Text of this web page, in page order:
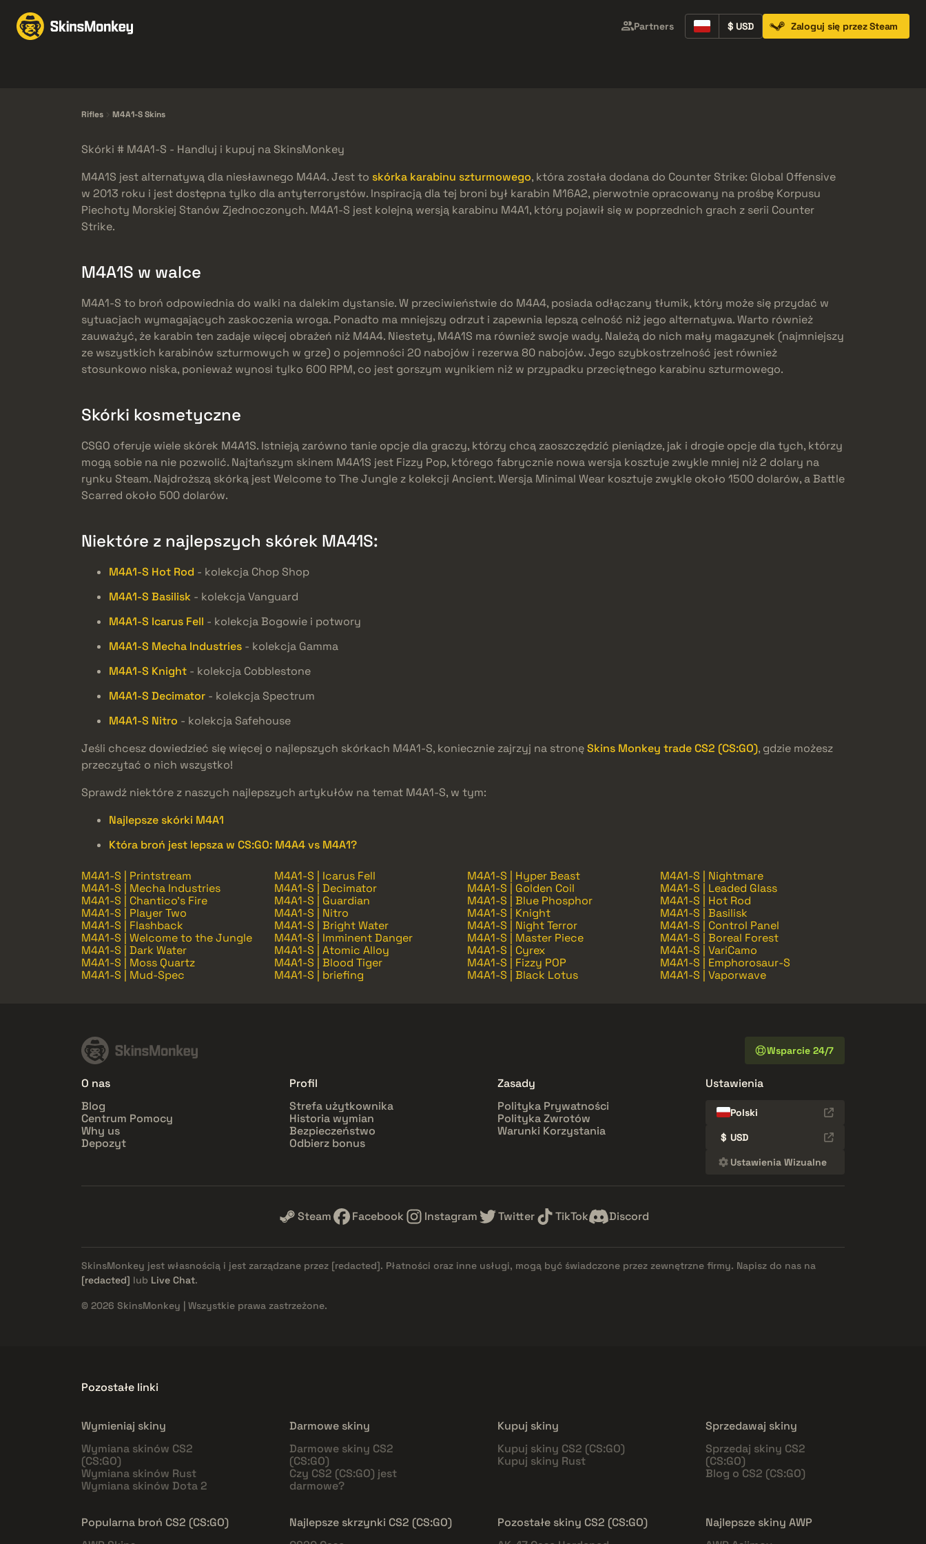
Partners $ USD Zaloguj się przez Steam
Rifles M4A1-S Skins
Skórki # M4A1-S - Handluj i kupuj na SkinsMonkey
M4A1S jest alternatywą dla niesławnego M4A4. Jest to skórka karabinu szturmowego, która została dodana do Counter Strike: Global Offensive
w 2013 roku i jest dostępna tylko dla antyterrorystów. Inspiracją dla tej broni był karabin M16A2, pierwotnie opracowany na prośbę Korpusu
Piechoty Morskiej Stanów Zjednoczonych. M4A1-S jest kolejną wersją karabinu M4A1, który pojawił się w poprzednich grach z serii Counter
Strike.
M4A1S w walce
M4A1-S to broń odpowiednia do walki na dalekim dystansie. W przeciwieństwie do M4A4, posiada odłączany tłumik, który może się przydać w
sytuacjach wymagających zaskoczenia wroga. Ponadto ma mniejszy odrzut i zapewnia lepszą celność niż jego alternatywa. Warto również
zauważyć, że karabin ten zadaje więcej obrażeń niż M4A4. Niestety, M4A1S ma również swoje wady. Należą do nich mały magazynek (najmniejszy
ze wszystkich karabinów szturmowych w grze) o pojemności 20 nabojów i rezerwa 80 nabojów. Jego szybkostrzelność jest również
stosunkowo niska, ponieważ wynosi tylko 600 RPM, co jest gorszym wynikiem niż w przypadku przeciętnego karabinu szturmowego.
Skórki kosmetyczne
CSGO oferuje wiele skórek M4A1S. Istnieją zarówno tanie opcje dla graczy, którzy chcą zaoszczędzić pieniądze, jak i drogie opcje dla tych, którzy
mogą sobie na nie pozwolić. Najtańszym skinem M4A1S jest Fizzy Pop, którego fabrycznie nowa wersja kosztuje zwykle mniej niż 2 dolary na
rynku Steam. Najdroższą skórką jest Welcome to The Jungle z kolekcji Ancient. Wersja Minimal Wear kosztuje zwykle około 1500 dolarów, a Battle
Scarred około 500 dolarów.
Niektóre z najlepszych skórek MA41S:
M4A1-S Hot Rod - kolekcja Chop Shop
M4A1-S Basilisk - kolekcja Vanguard
M4A1-S Icarus Fell - kolekcja Bogowie i potwory
M4A1-S Mecha Industries - kolekcja Gamma
M4A1-S Knight - kolekcja Cobblestone
M4A1-S Decimator - kolekcja Spectrum
M4A1-S Nitro - kolekcja Safehouse
Jeśli chcesz dowiedzieć się więcej o najlepszych skórkach M4A1-S, koniecznie zajrzyj na stronęSkins Monkey trade CS2 (CS:GO), gdzie możesz
przeczytać o nich wszystko!
Sprawdź niektóre z naszych najlepszych artykułów na temat M4A1-S, w tym:
Najlepsze skórki M4A1
Która broń jest lepsza w CS:GO: M4A4 vs M4A1?
M4A1-S | Printstream M4A1-S | Icarus Fell M4A1-S | Hyper Beast
M4A1-S | Nightmare
M4A1-S | Mecha Industries
M4A1-S | Decimator M4A1-S | Golden Coil
M4A1-S | Leaded Glass
M4A1-S | Chantico's Fire
M4A1-S | Guardian M4A1-S | Blue Phosphor
M4A1-S | Hot Rod
M4A1-S | Player Two
M4A1-S | Nitro M4A1-S | Knight
M4A1-S | Basilisk
M4A1-S | Flashback
M4A1-S | Bright Water M4A1-S | Night Terror
M4A1-S | Control Panel
M4A1-S | Welcome to the Jungle
M4A1-S | Imminent Danger M4A1-S | Master Piece
M4A1-S | Boreal Forest
M4A1-S | Dark Water
M4A1-S | Atomic Alloy M4A1-S | Cyrex
M4A1-S | VariCamo
M4A1-S | Moss Quartz
M4A1-S | Blood Tiger M4A1-S | Fizzy POP
M4A1-S | Emphorosaur-S
M4A1-S | Mud-Spec
M4A1-S | briefing M4A1-S | Black Lotus M4A1-S | Vaporwave
Wsparcie 24/7
O nas
Blog
Centrum Pomocy
Why us
Depozyt
Profil
Strefa użytkownika
Historia wymian
Bezpieczeństwo
Odbierz bonus
Zasady
Polityka Prywatności
Polityka Zwrotów
Warunki Korzystania
Ustawienia
Polski
$ USD
Ustawienia Wizualne
Steam Facebook Instagram Twitter TikTok Discord
SkinsMonkey jest własnością i jest zarządzane przez [redacted]. Płatności oraz inne usługi, mogą być świadczone przez zewnętrzne firmy. Napisz do nas na
[redacted] lub Live Chat.
© 2026 SkinsMonkey | Wszystkie prawa zastrzeżone.
Pozostałe linki
Wymieniaj skiny
Wymiana skinów CS2
(CS:GO)
Wymiana skinów Rust
Wymiana skinów Dota 2
Darmowe skiny
Darmowe skiny CS2
(CS:GO)
Czy CS2 (CS:GO) jest
darmowe?
Kupuj skiny
Kupuj skiny CS2 (CS:GO)
Kupuj skiny Rust
Sprzedawaj skiny
Sprzedaj skiny CS2
(CS:GO)
Blog o CS2 (CS:GO)
Popularna broń CS2 (CS:GO)
Najlepsze skrzynki CS2 (CS:GO)
Pozostałe skiny CS2 (CS:GO)
Najlepsze skiny AWP